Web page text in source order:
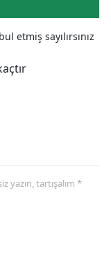
etmiş sayılırsınız
yazın, tartışalım *